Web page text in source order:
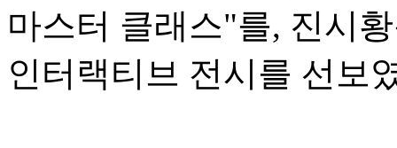
마스터 클래스"를, 진시
인터랙티브 전시를 선보